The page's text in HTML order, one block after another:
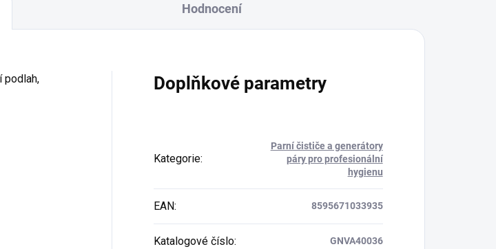
Hodnocení
podlah,
Doplňkové parametry
Kategorie:
Parní čističe a generátory
páry pro profesionální
hygienu
EAN: 8595671033935
Katalogové číslo: GNVA40036